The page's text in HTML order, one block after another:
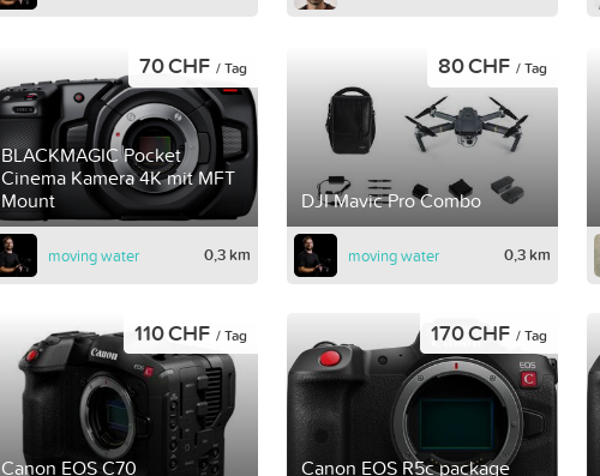
BLACKMAGIC Pocket
Cinema Kamera 4K mit MFT
Mount
70 CHF / Tag
moving water 0,3 km
DJI Mavic Pro Combo
80 CHF / Tag
moving water 0,3 km
Canon EOS C70
110 CHF / Tag
Canon EOS R5c package
170 CHF / Tag